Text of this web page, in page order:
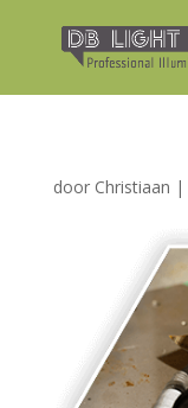
door Christiaan |